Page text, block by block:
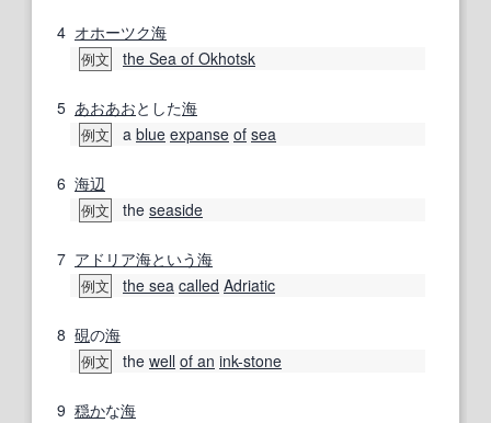
4 オホーツク海
例文 the Sea of Okhotsk
5 あおあおとした海
例文 a blue expanse of sea
6 海辺
例文 the seaside
7 アドリア海という海
例文 the sea called Adriatic
8 硯の海
例文 the well of an ink-stone
9 穏かな海